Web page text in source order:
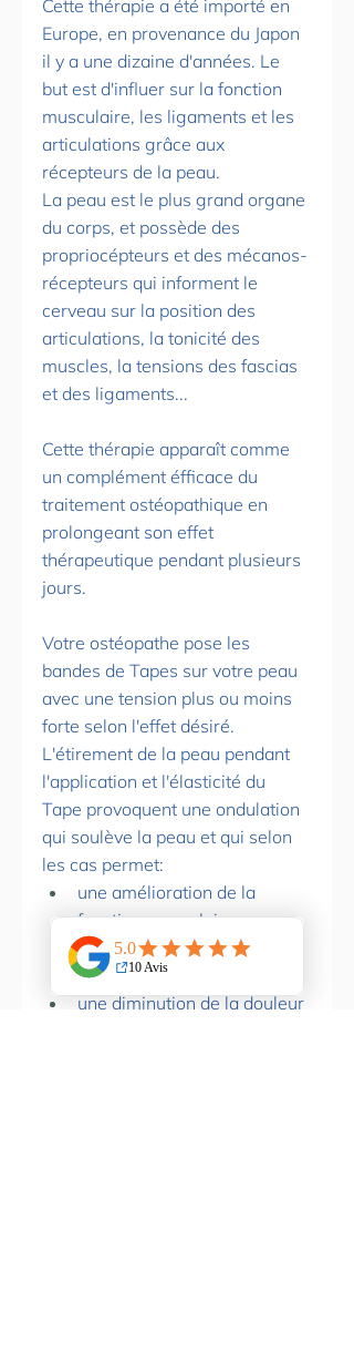
Cette thérapie a été importé en
Europe, en provenance du Japon
il y a une dizaine d'années. Le
but est d'influer sur la fonction
musculaire, les ligaments et les
articulations grâce aux
récepteurs de la peau.
La peau est le plus grand organe
du corps, et possède des
propriocépteurs et des mécanos-
récepteurs qui informent le
cerveau sur la position des
articulations, la tonicité des
muscles, la tensions des fascias
et des ligaments...
Cette thérapie apparaît comme
un complément éfficace du
traitement ostéopathique en
prolongeant son effet
thérapeutique pendant plusieurs
jours.
Votre ostéopathe pose les
bandes de Tapes sur votre peau
avec une tension plus ou moins
forte selon l'effet désiré.
L'étirement de la peau pendant
l'application et l'élasticité du
Tape provoquent une ondulation
qui soulève la peau et qui selon
les cas permet:
une amélioration de la
fonction musculaire
une amélioration de la
circulation
une diminution de la douleur